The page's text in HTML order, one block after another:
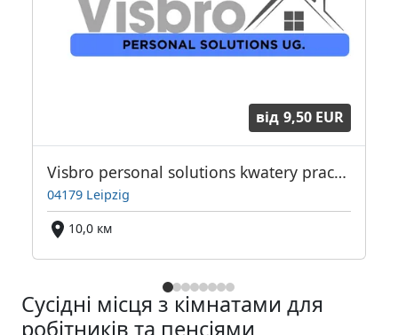
від 9,50 EUR
Visbro personal solutions kwatery pracownicze Leipzig +50 km
04179 Leipzig
10,0 км
Сусідні місця з кімнатами для
робітників та пенсіями